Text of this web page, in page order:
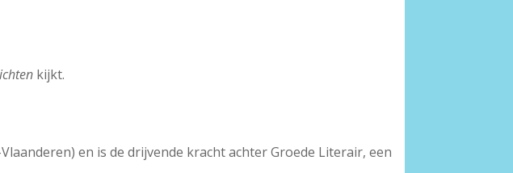
kijkt.
en is de drijvende kracht achter Groede Literair, een